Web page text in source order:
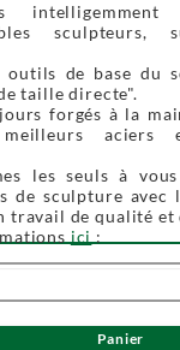
intelligemment
sculpteurs,
outils de base du
taille directe".
forgés à la
aciers
les seuls à
de sculpture avec
travail de qualité et
ici :
Panier